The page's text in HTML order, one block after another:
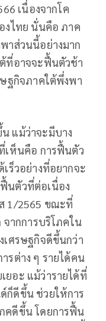
เนื่องจากโค
งไทย นั่นคือ ภาค
าส่วนนี้อย่างมาก
ที่อาจจะฟื้นตัวช้า
ษฐกิจภาคใต้พึ่งพา
แม้ว่าจะมีบาง
เห็นคือ การฟื้นตัว
ร็วอย่างที่อยากจะ
นตัวที่ต่อเนื่อง
1/2565 ขณะที่
ากการบริโภคใน
เศรษฐกิจดีขึ้นกว่า
รต่าง ๆ รายได้คน
อะ แม้ว่ารายได้ที่
ก็ดีขึ้น ช่วยให้การ
คดีขึ้น โดยการฟื้น